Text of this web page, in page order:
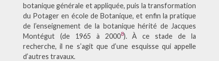
botanique générale et appliquée, puis la transformation
du Potager en école de Botanique, et enfin la pratique
de l’enseignement de la botanique hérité de Jacques
Montégut (de 1965 à 20008). À ce stade de la
recherche, il ne s’agit que d’une esquisse qui appelle
d’autres travaux.